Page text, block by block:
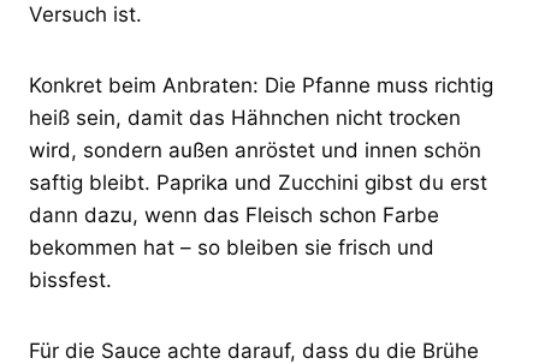
Versuch ist.
Konkret beim Anbraten: Die Pfanne muss richtig
heiß sein, damit das Hähnchen nicht trocken
wird, sondern außen anröstet und innen schön
saftig bleibt. Paprika und Zucchini gibst du erst
dann dazu, wenn das Fleisch schon Farbe
bekommen hat – so bleiben sie frisch und
bissfest.
Für die Sauce achte darauf, dass du die Brühe